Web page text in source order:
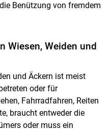
Benützung von fremdem
Wiesen, Weiden und
und Äckern ist meist
oder für
Fahrradfahren, Reiten
braucht entweder die
oder muss ein